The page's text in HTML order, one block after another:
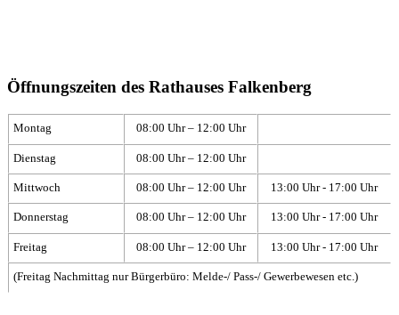
Öffnungszeiten des Rathauses Falkenberg
Montag 08:00 Uhr – 12:00 Uhr
Dienstag 08:00 Uhr – 12:00 Uhr
Mittwoch 08:00 Uhr – 12:00 Uhr 13:00 Uhr - 17:00 Uhr
Donnerstag 08:00 Uhr – 12:00 Uhr 13:00 Uhr - 17:00 Uhr
Freitag 08:00 Uhr – 12:00 Uhr 13:00 Uhr - 17:00 Uhr
(Freitag Nachmittag nur Bürgerbüro: Melde-/ Pass-/ Gewerbewesen etc.)